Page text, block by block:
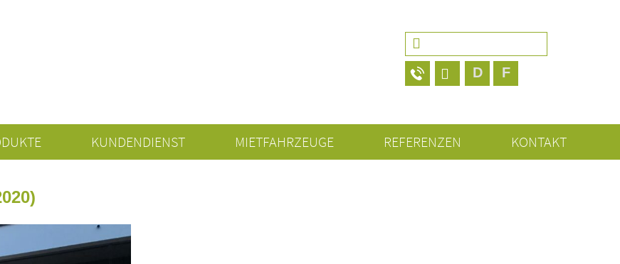
Suchen
nach:
D F
KUNDENDIENST MIETFAHRZEUGE REFERENZEN KONTAKT